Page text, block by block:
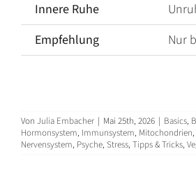
Innere Ruhe
Empfehlung
Nur
Von Julia Embacher | Mai 25th, 2026 | Basics,
Hormonsystem, Immunsystem, Mitochondrien,
Nervensystem, Psyche, Stress, Tipps & Tricks,